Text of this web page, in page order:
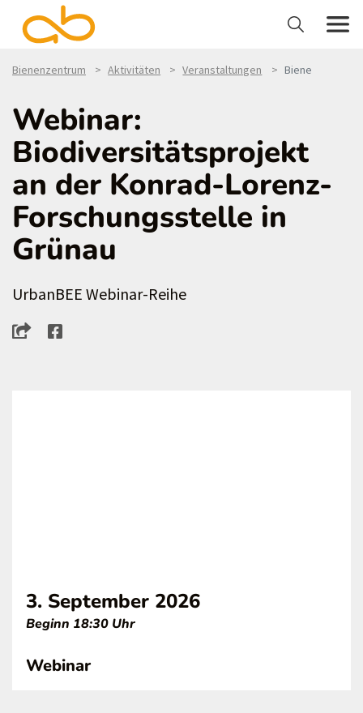
Bienenzentrum Aktivitäten Veranstaltungen Biene
Webinar:
Biodiversitätsprojekt
an der Konrad-Lorenz-
Forschungsstelle in
Grünau
UrbanBEE Webinar-Reihe
3. September 2026
Beginn 18:30 Uhr
Webinar